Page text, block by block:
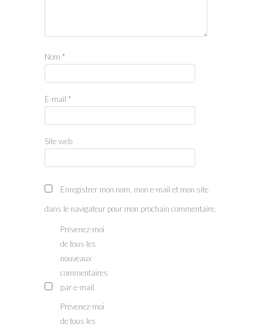
Nom *
E-mail *
Site web
Enregistrer mon nom, mon e-mail et mon site
dans le navigateur pour mon prochain commentaire.
Prévenez-moi
de tous les
nouveaux
commentaires
par e-mail.
Prévenez-moi
de tous les